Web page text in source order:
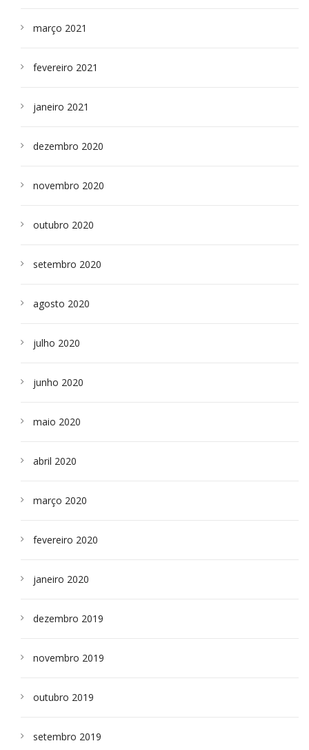
março 2021
fevereiro 2021
janeiro 2021
dezembro 2020
novembro 2020
outubro 2020
setembro 2020
agosto 2020
julho 2020
junho 2020
maio 2020
abril 2020
março 2020
fevereiro 2020
janeiro 2020
dezembro 2019
novembro 2019
outubro 2019
setembro 2019